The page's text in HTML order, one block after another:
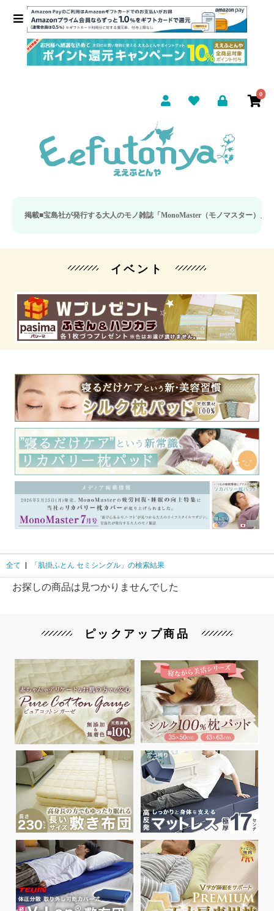
0
宝島社が発行する大人のモノ雑誌「MonoMaster（モノマスター）」の疲労
イベント
全て 「肌掛ふとん セミシングル」の検索結果
お探しの商品は見つかりませんでした
ピックアップ商品